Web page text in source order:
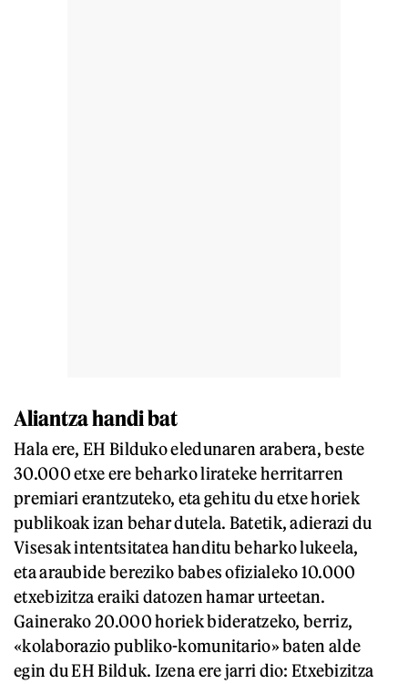
Aliantza handi bat
Hala ere, EH Bilduko eledunaren arabera, beste
30.000 etxe ere beharko lirateke herritarren
premiari erantzuteko, eta gehitu du etxe horiek
publikoak izan behar dutela. Batetik, adierazi du
Visesak intentsitatea handitu beharko lukeela,
eta araubide bereziko babes ofizialeko 10.000
etxebizitza eraiki datozen hamar urteetan.
Gainerako 20.000 horiek bideratzeko, berriz,
«kolaborazio publiko-komunitario» baten alde
egin du EH Bilduk. Izena ere jarri dio: Etxebizitza